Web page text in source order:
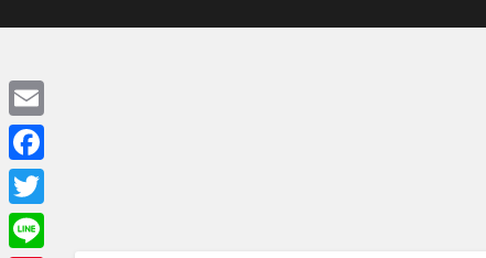
Email
Facebook
Twitter